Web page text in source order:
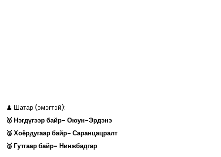
♟️ Шатар (эмэгтэй):
🥇 Нэгдүгээр байр- Оюун-Эрдэнэ
🥈 Хоёрдугаар байр- Саранцацралт
🥉 Гутгаар байр- Нинжбадгар